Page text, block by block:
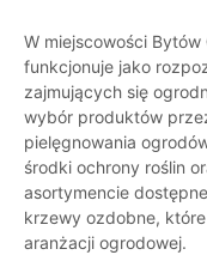
W miejscowości Bytów
funkcjonuje jako
zajmujących się
wybór produktów
pielęgnowania
środki ochrony roślin
asortymencie
krzewy ozdobne,
aranżacji ogrodowej.